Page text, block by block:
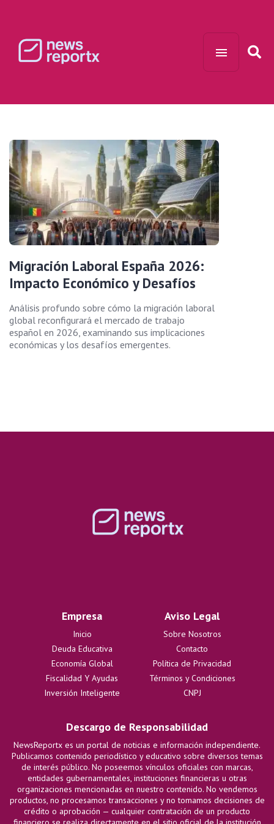
Migración Laboral España 2026:
Impacto Económico y Desafíos
Análisis profundo sobre cómo la migración laboral
global reconfigurará el mercado de trabajo
español en 2026, examinando sus implicaciones
económicas y los desafíos emergentes.
Empresa
Inicio
Deuda Educativa
Economía Global
Fiscalidad Y Ayudas
Inversión Inteligente
Aviso Legal
Sobre Nosotros
Contacto
Política de Privacidad
Términos y Condiciones
CNPJ
Descargo de Responsabilidad
NewsReportx es un portal de noticias e información independiente.
Publicamos contenido periodístico y educativo sobre diversos temas
de interés público. No poseemos vínculos oficiales con marcas,
entidades gubernamentales, instituciones financieras u otras
organizaciones mencionadas en nuestro contenido. No vendemos
productos, no procesamos transacciones y no tomamos decisiones de
crédito o aprobación — cualquier contratación de un producto